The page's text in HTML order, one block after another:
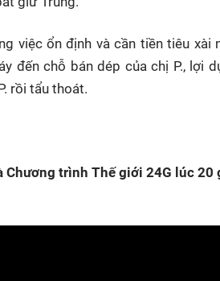
việc ổn định và cần tiền tiêu xài
đến chỗ bán dép của chị P., lợi
rồi tẩu thoát.
trình Thế giới 24G lúc